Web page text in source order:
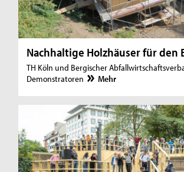
Nachhaltige Holzhäuser für den
TH Köln und Bergischer
Demonstratoren
Mehr